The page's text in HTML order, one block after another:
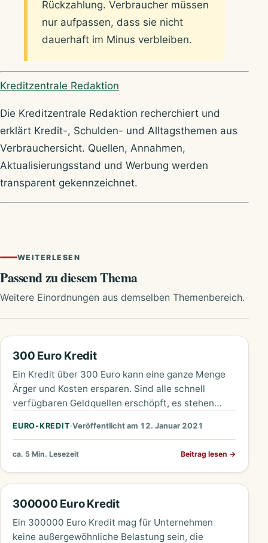
Rückzahlung. Verbraucher müssen
nur aufpassen, dass sie nicht
dauerhaft im Minus verbleiben.
Über Kreditzentrale
Kreditzentrale Redaktion
Die Kreditzentrale Redaktion recherchiert und
erklärt Kredit-, Schulden- und Alltagsthemen aus
Verbrauchersicht. Quellen, Annahmen,
Aktualisierungsstand und Werbung werden
transparent gekennzeichnet.
WEITERLESEN
Passend zu diesem Thema
Weitere Einordnungen aus demselben Themenbereich.
EURO-KREDIT·Veröffentlicht am 12. Januar 2021
300 Euro Kredit
Ein Kredit über 300 Euro kann eine ganze Menge
Ärger und Kosten ersparen. Sind alle schnell
verfügbaren Geldquellen erschöpft, es stehen
ca. 5 Min. Lesezeit Beitrag lesen →
300000 Euro Kredit
Ein 300000 Euro Kredit mag für Unternehmen
keine außergewöhnliche Belastung sein, die